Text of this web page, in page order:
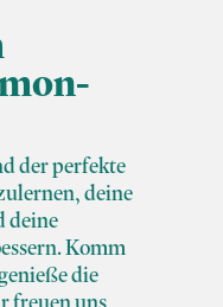
der perfekte
deine
deine
Komm
die